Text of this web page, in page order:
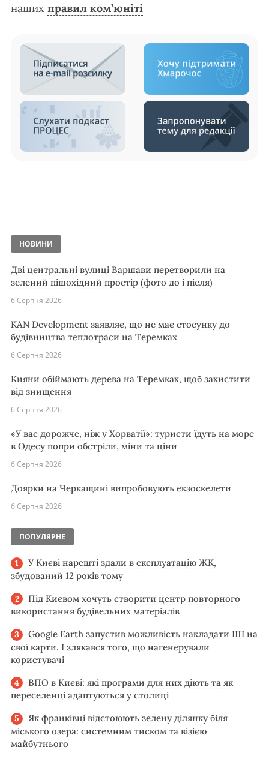
наших правил ком’юніті
НОВИНИ
Дві центральні вулиці Варшави перетворили на
зелений пішохідний простір (фото до і після)
6 Серпня 2026
KAN Development заявляє, що не має стосунку до
будівництва теплотраси на Теремках
6 Серпня 2026
Кияни обіймають дерева на Теремках, щоб захистити
від знищення
6 Серпня 2026
«У вас дорожче, ніж у Хорватії»: туристи їдуть на море
в Одесу попри обстріли, міни та ціни
6 Серпня 2026
Доярки на Черкащині випробовують екзоскелети
6 Серпня 2026
ПОПУЛЯРНЕ
У Києві нарешті здали в експлуатацію ЖК,
збудований 12 років тому
Під Києвом хочуть створити центр повторного
використання будівельних матеріалів
Google Earth запустив можливість накладати ШІ на
свої карти. І злякався того, що нагенерували
користувачі
ВПО в Києві: які програми для них діють та як
переселенці адаптуються у столиці
Як франківці відстоюють зелену ділянку біля
міського озера: системним тиском та візією
майбутнього